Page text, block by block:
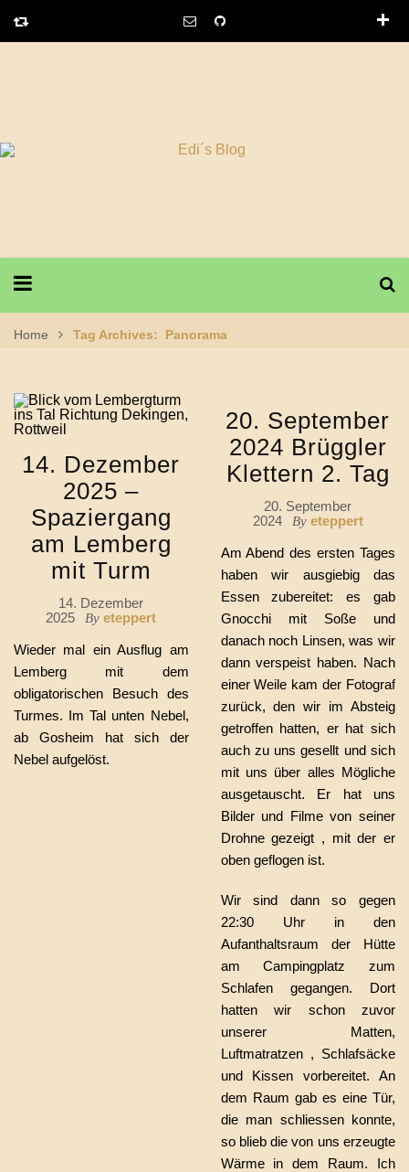
Home Tag Archives: Panorama
14. Dezember
2025 –
Spaziergang
am Lemberg
mit Turm
14. Dezember
2025
By eteppert
Wieder mal ein Ausflug am
Lemberg mit dem
obligatorischen Besuch des
Turmes. Im Tal unten Nebel,
ab Gosheim hat sich der
Nebel aufgelöst.
20. September
2024 Brüggler
Klettern 2. Tag
20. September
2024
By eteppert
Am Abend des ersten Tages
haben wir ausgiebig das
Essen zubereitet: es gab
Gnocchi mit Soße und
danach noch Linsen, was wir
dann verspeist haben. Nach
einer Weile kam der Fotograf
zurück, den wir im Absteig
getroffen hatten, er hat sich
auch zu uns gesellt und sich
mit uns über alles Mögliche
ausgetauscht. Er hat uns
Bilder und Filme von seiner
Drohne gezeigt , mit der er
oben geflogen ist.
Wir sind dann so gegen
22:30 Uhr in den
Aufanthaltsraum der Hütte
am Campingplatz zum
Schlafen gegangen. Dort
hatten wir schon zuvor
unserer Matten,
Luftmatratzen , Schlafsäcke
und Kissen vorbereitet. An
dem Raum gab es eine Tür,
die man schliessen konnte,
so blieb die von uns erzeugte
Wärme in dem Raum. Ich